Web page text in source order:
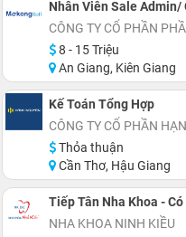
Nhân Viên Sale Admin/
CÔNG TY CỔ PHẦN
8 - 15 Triệu
An Giang, Kiên Giang
Kế Toán Tổng Hợp
CÔNG TY CỔ PHẦN
Thỏa thuận
Cần Thơ, Hậu Giang
Tiếp Tân Nha Khoa -
NHA KHOA NINH KIỀU